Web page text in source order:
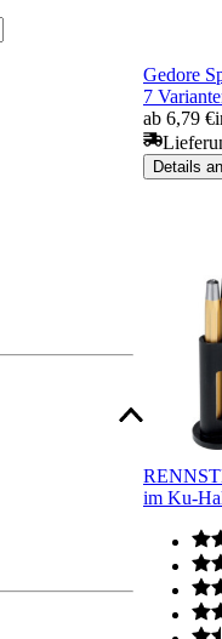
Gedore
7
ab 6,79 €
Details
im Ku-